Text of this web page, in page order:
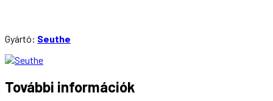
Gyártó: Seuthe
További információk